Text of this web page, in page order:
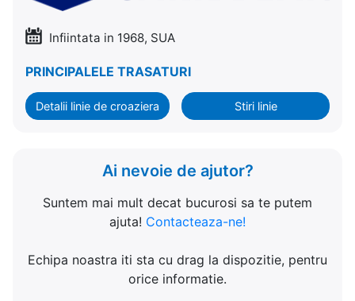
Infiintata in 1968, SUA
PRINCIPALELE TRASATURI
Detalii linie de croaziera Stiri linie
Ai nevoie de ajutor?
Suntem mai mult decat bucurosi sa te putem
ajuta! Contacteaza-ne!
Echipa noastra iti sta cu drag la dispozitie, pentru
orice informatie.